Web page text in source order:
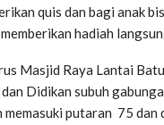
quis dan bagi anak
hadiah
Masjid Raya Lantai
Didikan subuh
memasuki putaran 75